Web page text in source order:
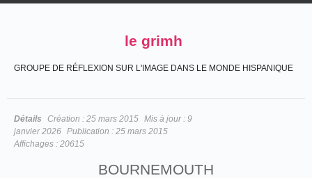
le grimh
GROUPE DE RÉFLEXION SUR L'IMAGE DANS LE MONDE HISPANIQUE
Détails Création : 25 mars 2015 Mis à jour : 9
janvier 2026 Publication : 25 mars 2015
Affichages : 20615
BOURNEMOUTH